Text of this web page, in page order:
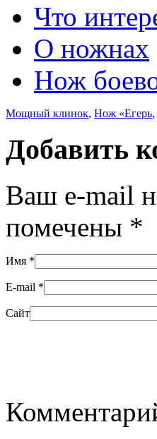
Что
О ножнах
Нож
Мощный клинок, Нож «Егерь,
Добавить
Ваш e-mail
помечены *
Имя *
E-mail *
Сайт